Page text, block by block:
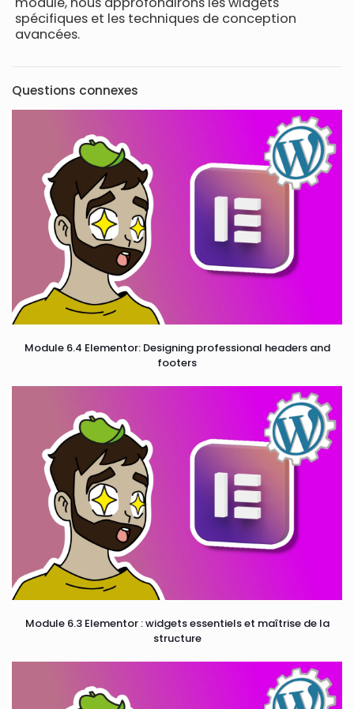
spécifiques et les techniques de conception
avancées.
Questions connexes
Module 6.4 Elementor: Designing professional headers and
footers
Module 6.3 Elementor : widgets essentiels et maîtrise de la
structure